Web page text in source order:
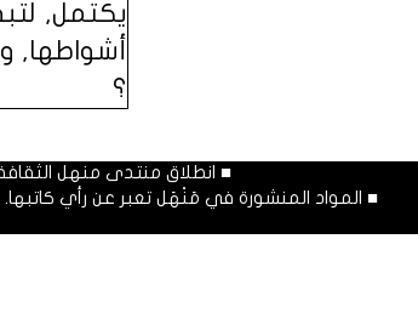
يكتمل,
أشواطها,
؟
■ انطلاق منتدى منهل الثقافة التربوية: يوم
■ المواد المنشورة في مَنْهَل تعبر عن رأي